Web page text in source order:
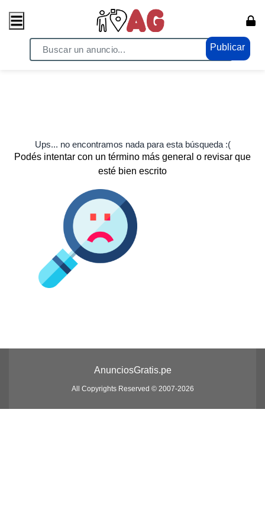
Publicar
Ups... no encontramos nada para esta búsqueda :(
Podés intentar con un término más general o revisar que
esté bien escrito
AnunciosGratis.pe
All Copyrights Reserved © 2007-2026